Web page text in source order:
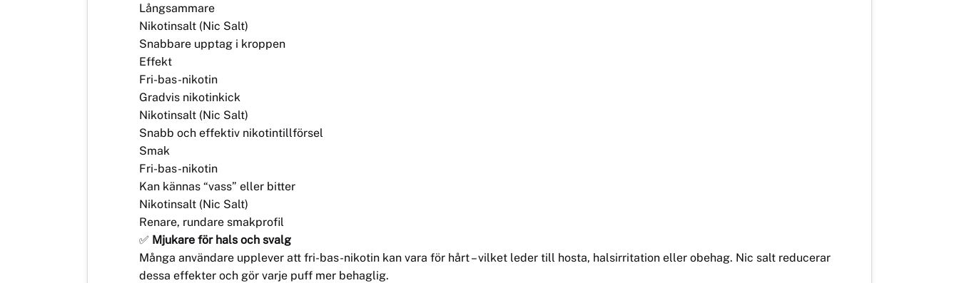
Långsammare
Nikotinsalt (Nic Salt)
Snabbare upptag i kroppen
Effekt
Fri-bas-nikotin
Gradvis nikotinkick
Nikotinsalt (Nic Salt)
Snabb och effektiv nikotintillförsel
Smak
Fri-bas-nikotin
Kan kännas “vass” eller bitter
Nikotinsalt (Nic Salt)
Renare, rundare smakprofil
✅ Mjukare för hals och svalg
Många användare upplever att fri-bas-nikotin kan vara för hårt – vilket leder till hosta, halsirritation eller obehag. Nic salt reducerar
dessa effekter och gör varje puff mer behaglig.